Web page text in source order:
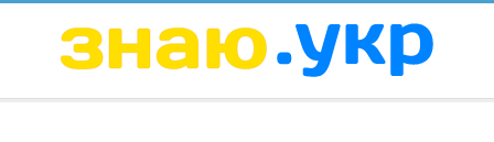
ЗНАЮ